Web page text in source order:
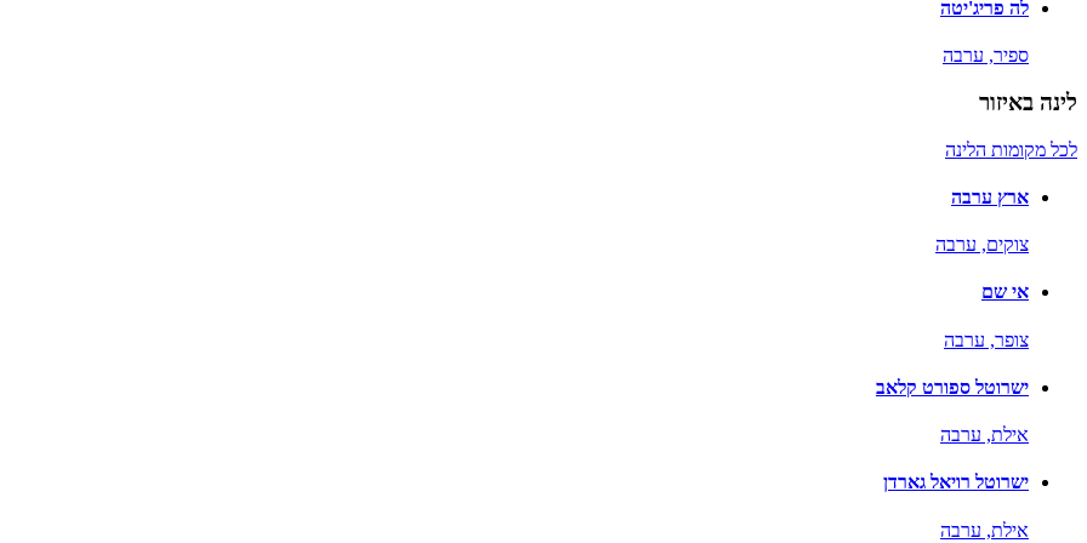
לה פריג'יטה
ספיר, ערבה
לינה באיזור
לכל מקומות הלינה
ארץ ערבה
צוקים, ערבה
אי שם
צופר, ערבה
ישרוטל ספורט קלאב
אילת, ערבה
ישרוטל רויאל גארדן
אילת, ערבה